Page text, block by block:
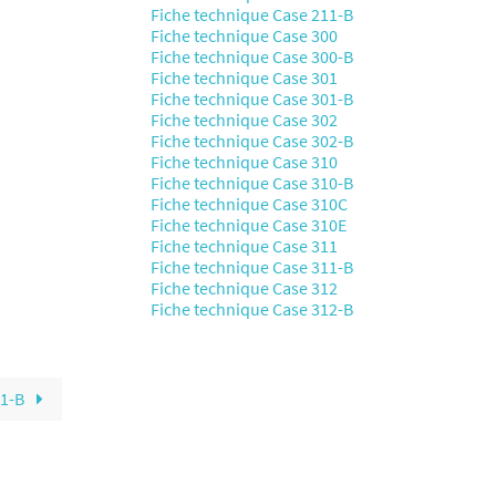
B
Fiche technique Case 211-B
Fiche technique Case 300
Fiche technique Case 300-B
Fiche technique Case 301
Fiche technique Case 301-B
Fiche technique Case 302
Fiche technique Case 302-B
Fiche technique Case 310
Fiche technique Case 310-B
Fiche technique Case 310C
Fiche technique Case 310E
Fiche technique Case 311
Fiche technique Case 311-B
Fiche technique Case 312
Fiche technique Case 312-B